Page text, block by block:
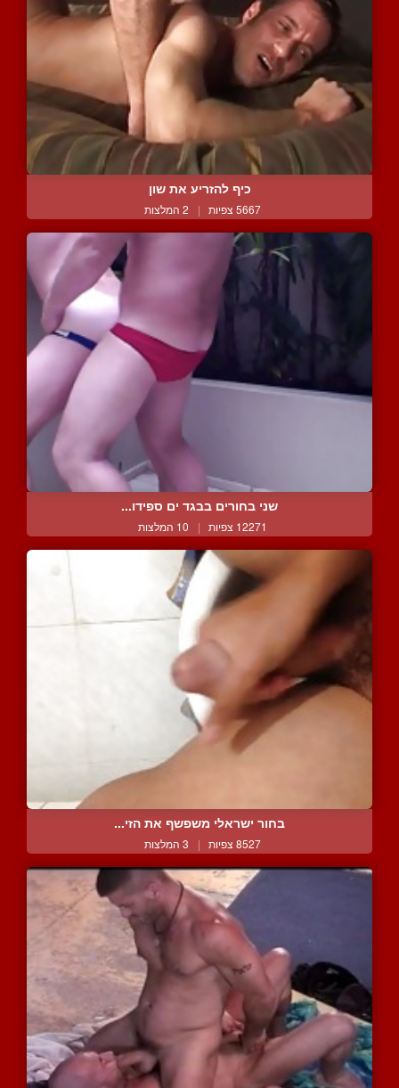
כיף להזריע את שון
5667 צפיות | 2 המלצות
שני בחורים בבגד ים ספידו...
12271 צפיות | 10 המלצות
בחור ישראלי משפשף את הזי...
8527 צפיות | 3 המלצות